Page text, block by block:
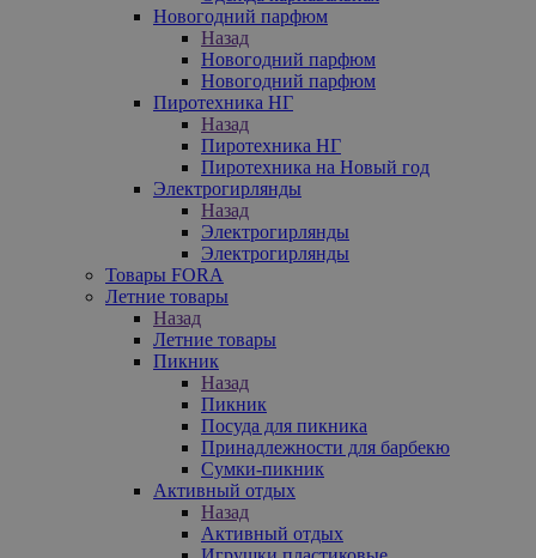
Новогодний парфюм
Назад
Новогодний парфюм
Новогодний парфюм
Пиротехника НГ
Назад
Пиротехника НГ
Пиротехника на Новый год
Электрогирлянды
Назад
Электрогирлянды
Электрогирлянды
Товары FORA
Летние товары
Назад
Летние товары
Пикник
Назад
Пикник
Посуда для пикника
Принадлежности для барбекю
Сумки-пикник
Активный отдых
Назад
Активный отдых